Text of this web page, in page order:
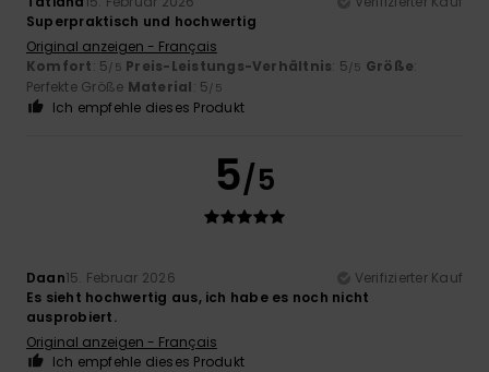
Superpraktisch und hochwertig
Original anzeigen - Français
Komfort: 5/5 Preis-Leistungs-Verhältnis: 5/5 Größe:
Perfekte Größe Material: 5/5
Ich empfehle dieses Produkt
5/5
Daan15. Februar 2026
Verifizierter Kauf
Es sieht hochwertig aus, ich habe es noch nicht
ausprobiert.
Original anzeigen - Français
Ich empfehle dieses Produkt